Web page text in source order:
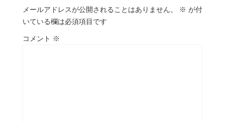
メールアドレスが公開されることはありません。 ※ が付
いている欄は必須項目です
コメント ※